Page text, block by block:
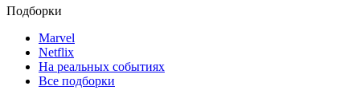
Подборки
Marvel
Netflix
На реальных событиях
Все подборки